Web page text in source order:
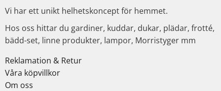
Vi har ett unikt helhetskoncept för hemmet.
Hos oss hittar du gardiner, kuddar, dukar, plädar, frotté,
bädd-set, linne produkter, lampor, Morristyger mm
Reklamation & Retur
Våra köpvillkor
Om oss